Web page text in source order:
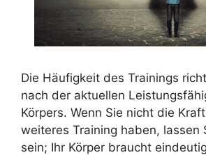
Die Häufigkeit des Trainings
nach der aktuellen
Körpers. Wenn Sie nicht die
weiteres Training haben, lassen
sein; Ihr Körper braucht